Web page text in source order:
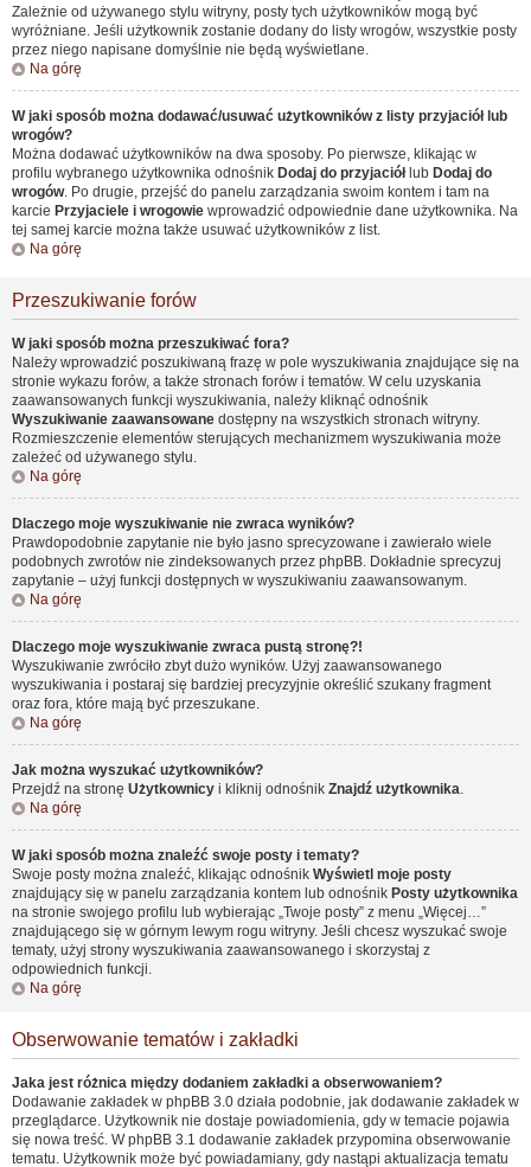
Zależnie od używanego stylu witryny, posty tych użytkowników mogą być
wyróżniane. Jeśli użytkownik zostanie dodany do listy wrogów, wszystkie posty
przez niego napisane domyślnie nie będą wyświetlane.
Na górę
W jaki sposób można dodawać/usuwać użytkowników z listy przyjaciół lub
wrogów?
Można dodawać użytkowników na dwa sposoby. Po pierwsze, klikając w
profilu wybranego użytkownika odnośnik Dodaj do przyjaciółlub Dodaj do
wrogów. Po drugie, przejść do panelu zarządzania swoim kontem i tam na
karcie Przyjaciele i wrogowie wprowadzić odpowiednie dane użytkownika. Na
tej samej karcie można także usuwać użytkowników z list.
Na górę
Przeszukiwanie forów
W jaki sposób można przeszukiwać fora?
Należy wprowadzić poszukiwaną frazę w pole wyszukiwania znajdujące się na
stronie wykazu forów, a także stronach forów i tematów. W celu uzyskania
zaawansowanych funkcji wyszukiwania, należy kliknąć odnośnik
Wyszukiwanie zaawansowane dostępny na wszystkich stronach witryny.
Rozmieszczenie elementów sterujących mechanizmem wyszukiwania może
zależeć od używanego stylu.
Na górę
Dlaczego moje wyszukiwanie nie zwraca wyników?
Prawdopodobnie zapytanie nie było jasno sprecyzowane i zawierało wiele
podobnych zwrotów nie zindeksowanych przez phpBB. Dokładnie sprecyzuj
zapytanie – użyj funkcji dostępnych w wyszukiwaniu zaawansowanym.
Na górę
Dlaczego moje wyszukiwanie zwraca pustą stronę?!
Wyszukiwanie zwróciło zbyt dużo wyników. Użyj zaawansowanego
wyszukiwania i postaraj się bardziej precyzyjnie określić szukany fragment
oraz fora, które mają być przeszukane.
Na górę
Jak można wyszukać użytkowników?
Przejdź na stronę Użytkownicy i kliknij odnośnik Znajdź użytkownika.
Na górę
W jaki sposób można znaleźć swoje posty i tematy?
Swoje posty można znaleźć, klikając odnośnik Wyświetl moje posty
znajdujący się w panelu zarządzania kontem lub odnośnik Posty użytkownika
na stronie swojego profilu lub wybierając „Twoje posty” z menu „Więcej…”
znajdującego się w górnym lewym rogu witryny. Jeśli chcesz wyszukać swoje
tematy, użyj strony wyszukiwania zaawansowanego i skorzystaj z
odpowiednich funkcji.
Na górę
Obserwowanie tematów i zakładki
Jaka jest różnica między dodaniem zakładki a obserwowaniem?
Dodawanie zakładek w phpBB 3.0 działa podobnie, jak dodawanie zakładek w
przeglądarce. Użytkownik nie dostaje powiadomienia, gdy w temacie pojawia
się nowa treść. W phpBB 3.1 dodawanie zakładek przypomina obserwowanie
tematu. Użytkownik może być powiadamiany, gdy nastąpi aktualizacja tematu